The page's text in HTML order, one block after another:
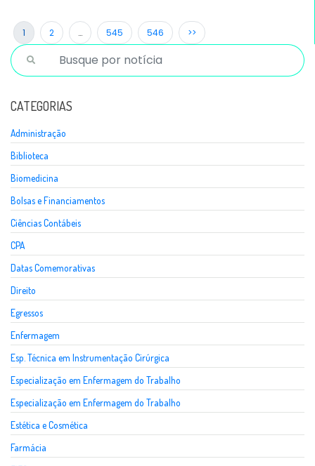
1 2 … 545 546 >>
CATEGORIAS
Administração
Biblioteca
Biomedicina
Bolsas e Financiamentos
Ciências Contábeis
CPA
Datas Comemorativas
Direito
Egressos
Enfermagem
Esp. Técnica em Instrumentação Cirúrgica
Especialização em Enfermagem do Trabalho
Especialização em Enfermagem do Trabalho
Estética e Cosmética
Farmácia